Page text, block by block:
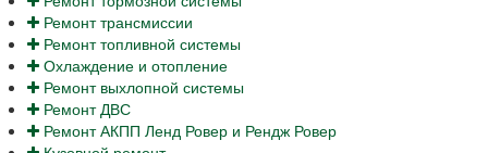
Ремонт трансмиссии
Ремонт топливной системы
Охлаждение и отопление
Ремонт выхлопной системы
Ремонт ДВС
Ремонт АКПП Ленд Ровер и Рендж Ровер